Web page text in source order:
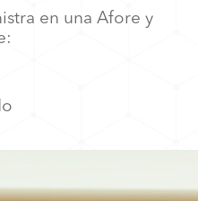
en una Afore y